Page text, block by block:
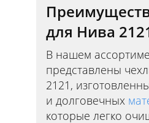
для Нива
В нашем
представлены
2121,
и долговечных
которые легко